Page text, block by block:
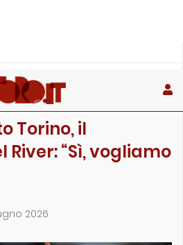
Torino, il
“Sì, vogliamo
2026